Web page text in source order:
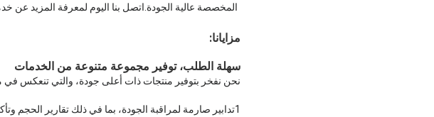
المخصصة عالية الجودة.اتصل بنا اليوم لمعرفة المزيد عن
مزايانا:
سهلة الطلب، توفير مجموعة متنوعة من الخدمات
نحن نفخر بتوفير منتجات ذات أعلى جودة، والتي تنعكس في
1تدابير صارمة لمراقبة الجودة، بما في ذلك تقارير الحجم وتأكيدات العينات.